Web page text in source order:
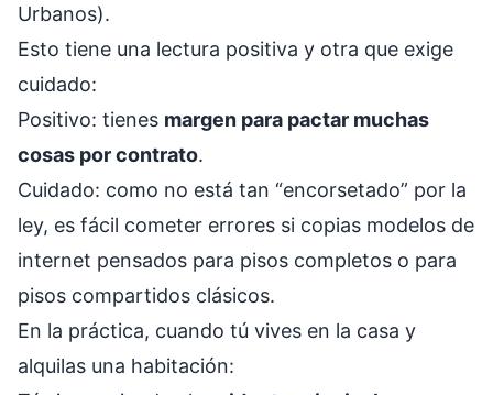
Urbanos).
Esto tiene una lectura positiva y otra que exige
cuidado:
Positivo: tienes margen para pactar muchas
cosas por contrato.
Cuidado: como no está tan “encorsetado” por la
ley, es fácil cometer errores si copias modelos de
internet pensados para pisos completos o para
pisos compartidos clásicos.
En la práctica, cuando tú vives en la casa y
alquilas una habitación: